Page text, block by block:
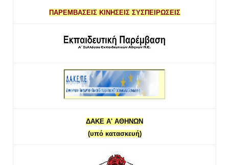
ΠΑΡΕΜΒΑΣΕΙΣ ΚΙΝΗΣΕΙΣ ΣΥΣΠΕΙΡΩΣΕΙΣ
ΔΑΚΕ Α' ΑΘΗΝΩΝ
(υπό κατασκευή)